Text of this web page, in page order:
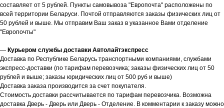
составляет от 5 рублей. Пункты самовывоза "Европочта" расположены по
всей территории Беларуси. Почтой отправляются заказы физических лиц от
50 рублей и выше. Мы отправим Ваш заказ в указанное Вами отделение
"Европочты"
— Курьером службы доставки Автолайтэкспресс
Доставка по Республике Беларусь транспортными компаниями, службами
экспресс-доставки (по тарифам перевозчика; заказы физических лиц от 50
рублей и выше; заказы юридических лиц от 500 руб и выше)
Доставка заказа производится за счет покупателя.
Стоимость доставки рассчитывается по тарифам перевозчика. Возможна
доставка Дверь - Дверь или Дверь - Отделение. В комментарии к заказу можно